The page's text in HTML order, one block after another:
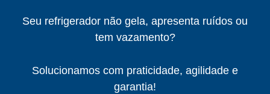
Seu refrigerador não gela, apresenta ruídos ou
tem vazamento?
Solucionamos com praticidade, agilidade e
garantia!